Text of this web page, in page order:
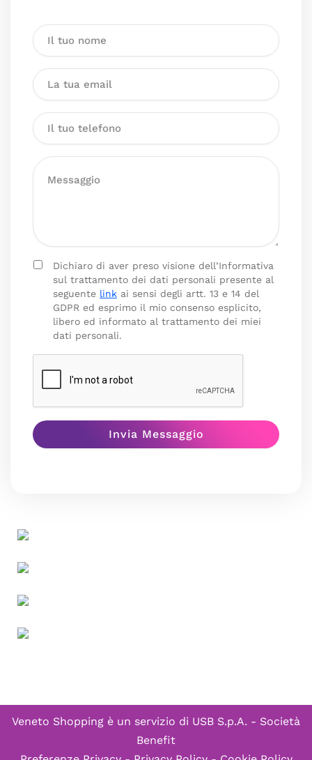
Dichiaro di aver preso visione dell’Informativa
sul trattamento dei dati personali presente al
seguente link ai sensi degli artt. 13 e 14 del
GDPR ed esprimo il mio consenso esplicito,
libero ed informato al trattamento dei miei
dati personali.
Veneto Shopping è un servizio di USB S.p.A. - Società
Benefit